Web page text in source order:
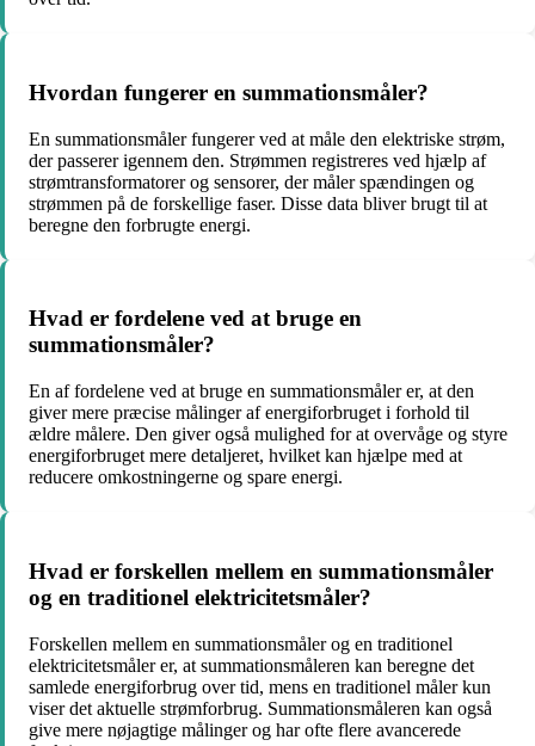
Hvordan fungerer en summationsmåler?
En summationsmåler fungerer ved at måle den elektriske strøm,
der passerer igennem den. Strømmen registreres ved hjælp af
strømtransformatorer og sensorer, der måler spændingen og
strømmen på de forskellige faser. Disse data bliver brugt til at
beregne den forbrugte energi.
Hvad er fordelene ved at bruge en
summationsmåler?
En af fordelene ved at bruge en summationsmåler er, at den
giver mere præcise målinger af energiforbruget i forhold til
ældre målere. Den giver også mulighed for at overvåge og styre
energiforbruget mere detaljeret, hvilket kan hjælpe med at
reducere omkostningerne og spare energi.
Hvad er forskellen mellem en summationsmåler
og en traditionel elektricitetsmåler?
Forskellen mellem en summationsmåler og en traditionel
elektricitetsmåler er, at summationsmåleren kan beregne det
samlede energiforbrug over tid, mens en traditionel måler kun
viser det aktuelle strømforbrug. Summationsmåleren kan også
give mere nøjagtige målinger og har ofte flere avancerede